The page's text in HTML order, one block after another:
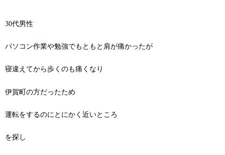
30代男性
パソコン作業や勉強でもともと肩が痛かったが
寝違えてから歩くのも痛くなり
伊賀町の方だったため
運転をするのにとにかく近いところ
を探し